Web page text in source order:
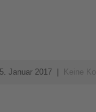
Januar 2017 Keine